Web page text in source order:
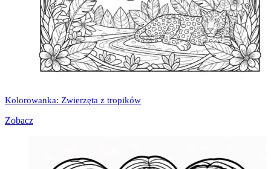
Kolorowanka: Zwierzęta z tropików
Zobacz